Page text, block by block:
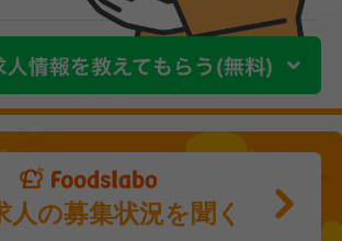
人の募集状況を聞く